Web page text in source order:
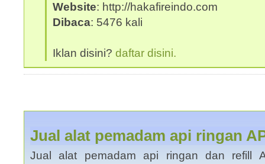
Website: http://hakafireindo.com
Dibaca: 5476 kali
Iklan disini? daftar disini.
Jual alat pemadam api ringan
Jual alat pemadam api ringan dan refill